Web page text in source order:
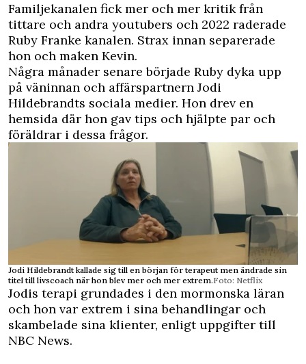
Familjekanalen fick mer och mer kritik från
tittare och andra youtubers och 2022 raderade
Ruby Franke kanalen. Strax innan separerade
hon och maken Kevin.
Några månader senare började Ruby dyka upp
på väninnan och affärspartnern Jodi
Hildebrandts sociala medier. Hon drev en
hemsida där hon gav tips och hjälpte par och
föräldrar i dessa frågor.
Jodi Hildebrandt kallade sig till en början för terapeut men ändrade sin
titel till livscoach när hon blev mer och mer extrem.Foto: Netflix
Jodis terapi grundades i den mormonska läran
och hon var extrem i sina behandlingar och
skambelade sina klienter, enligt uppgifter till
NBC News.